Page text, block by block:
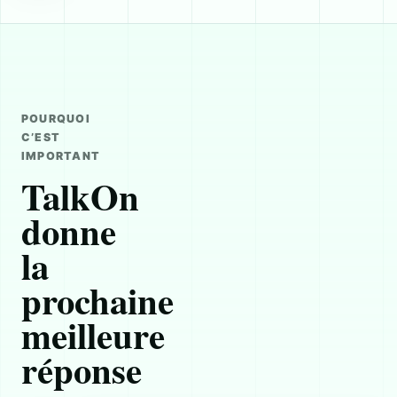
POURQUOI
C’EST
IMPORTANT
TalkOn
donne
la
prochaine
meilleure
réponse